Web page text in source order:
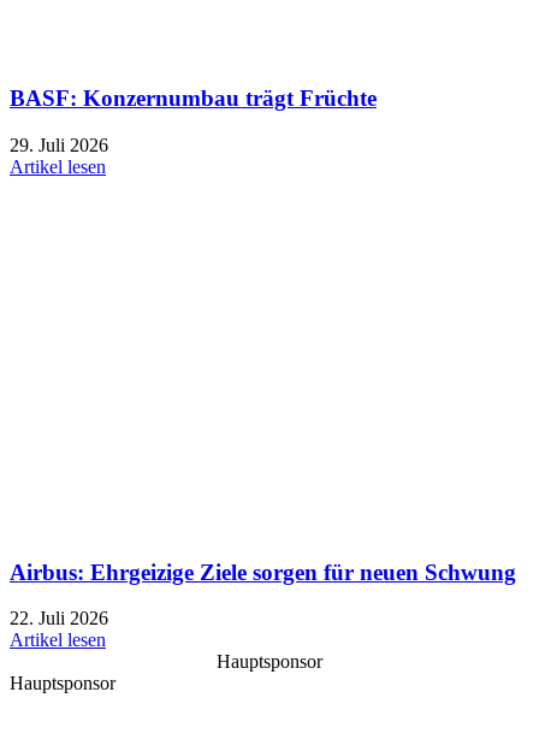
BASF: Konzernumbau trägt Früchte
29. Juli 2026
Artikel lesen
Airbus: Ehrgeizige Ziele sorgen für neuen Schwung
22. Juli 2026
Artikel lesen
Hauptsponsor
Hauptsponsor